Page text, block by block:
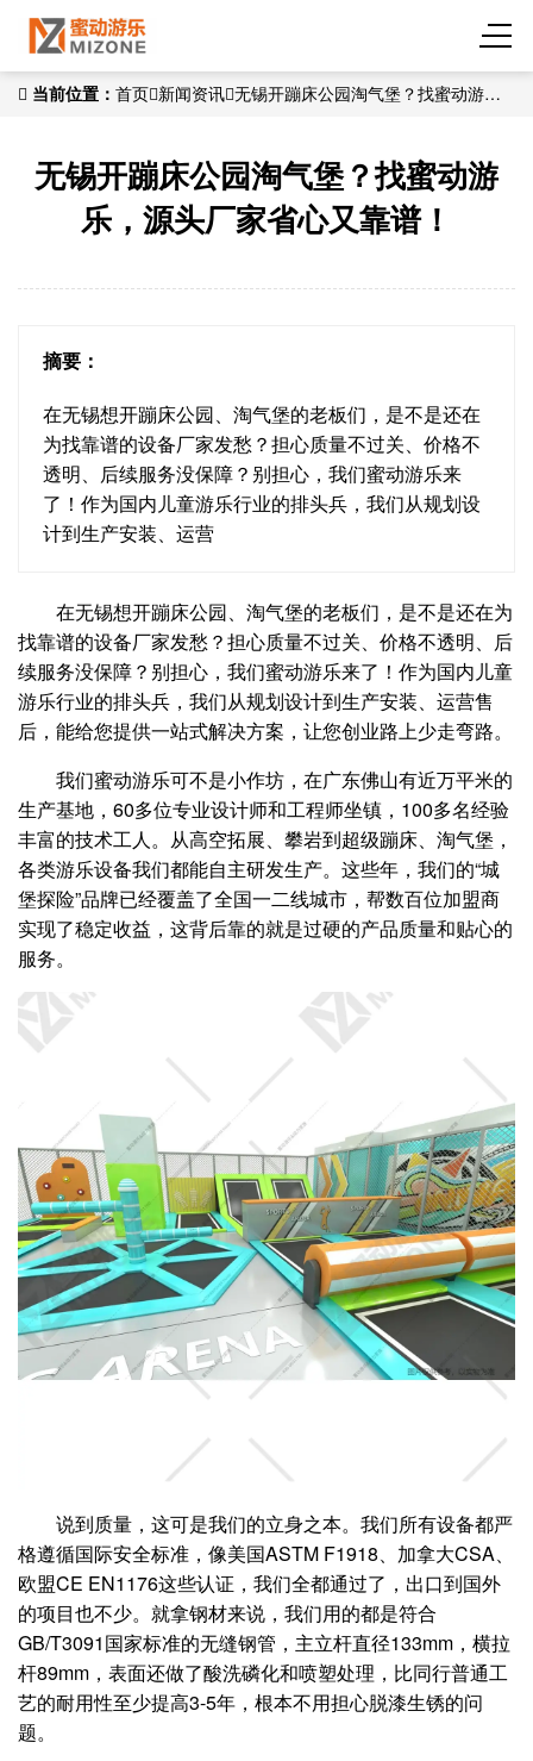
当前位置： 首页 新闻资讯 无锡开蹦床公园淘气堡？找蜜动游
无锡开蹦床公园淘气堡？找蜜动游
乐，源头厂家省心又靠谱！
摘要：
在无锡想开蹦床公园、淘气堡的老板们，是不是还在
为找靠谱的设备厂家发愁？担心质量不过关、价格不
透明、后续服务没保障？别担心，我们蜜动游乐来
了！作为国内儿童游乐行业的排头兵，我们从规划设
计到生产安装、运营
在无锡想开蹦床公园、淘气堡的老板们，是不是还在为
找靠谱的设备厂家发愁？担心质量不过关、价格不透明、后
续服务没保障？别担心，我们蜜动游乐来了！作为国内儿童
游乐行业的排头兵，我们从规划设计到生产安装、运营售
后，能给您提供一站式解决方案，让您创业路上少走弯路。
我们蜜动游乐可不是小作坊，在广东佛山有近万平米的
生产基地，60多位专业设计师和工程师坐镇，100多名经验
丰富的技术工人。从高空拓展、攀岩到超级蹦床、淘气堡，
各类游乐设备我们都能自主研发生产。这些年，我们的“城
堡探险”品牌已经覆盖了全国一二线城市，帮数百位加盟商
实现了稳定收益，这背后靠的就是过硬的产品质量和贴心的
服务。
说到质量，这可是我们的立身之本。我们所有设备都严
格遵循国际安全标准，像美国ASTM F1918、加拿大CSA、
欧盟CE EN1176这些认证，我们全都通过了，出口到国外
的项目也不少。就拿钢材来说，我们用的都是符合
GB/T3091国家标准的无缝钢管，主立杆直径133mm，横拉
杆89mm，表面还做了酸洗磷化和喷塑处理，比同行普通工
艺的耐用性至少提高3-5年，根本不用担心脱漆生锈的问
题。